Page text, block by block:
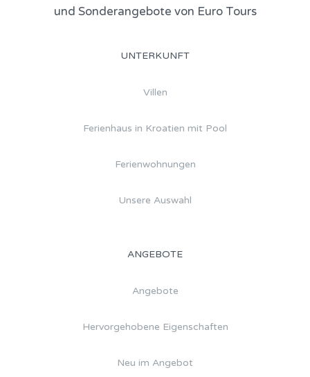
und Sonderangebote von Euro Tours
UNTERKUNFT
Villen
Ferienhaus in Kroatien mit Pool
Ferienwohnungen
Unsere Auswahl
ANGEBOTE
Angebote
Hervorgehobene Eigenschaften
Neu im Angebot